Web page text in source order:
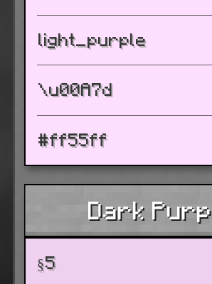
light_purple
\u00A7d
#ff55ff
Dark
§5